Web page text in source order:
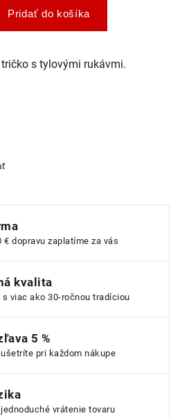
Pridať do košíka
s tylovými rukávmi.
€ dopravu zaplatíme za vás
kvalita
s viac ako 30-ročnou tradíciou
5 %
pri každom nákupe
vrátenie tovaru